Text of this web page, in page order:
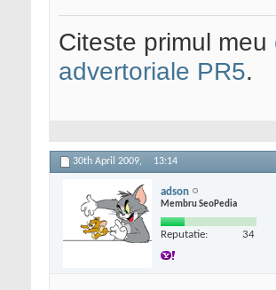
Citeste primul meu
advertoriale PR5.
30th April 2009, 13:14
adson
Membru SeoPedia
Reputatie: 34